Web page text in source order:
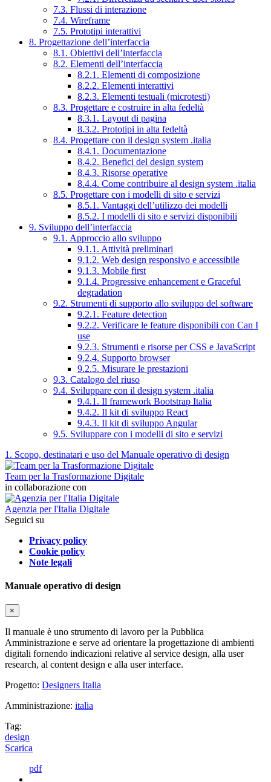
7.3. Flussi di interazione
7.4. Wireframe
7.5. Prototipi interattivi
8. Progettazione dell’interfaccia
8.1. Obiettivi dell’interfaccia
8.2. Elementi dell’interfaccia
8.2.1. Elementi di composizione
8.2.2. Elementi interattivi
8.2.3. Elementi testuali (microtesti)
8.3. Progettare e costruire in alta fedeltà
8.3.1. Layout di pagina
8.3.2. Prototipi in alta fedeltà
8.4. Progettare con il design system .italia
8.4.1. Documentazione
8.4.2. Benefici del design system
8.4.3. Risorse operative
8.4.4. Come contribuire al design system .italia
8.5. Progettare con i modelli di sito e servizi
8.5.1. Vantaggi dell’utilizzo dei modelli
8.5.2. I modelli di sito e servizi disponibili
9. Sviluppo dell’interfaccia
9.1. Approccio allo sviluppo
9.1.1. Attività preliminari
9.1.2. Web design responsivo e accessibile
9.1.3. Mobile first
9.1.4. Progressive enhancement e Graceful
degradation
9.2. Strumenti di supporto allo sviluppo del software
9.2.1. Feature detection
9.2.2. Verificare le feature disponibili con Can I
use
9.2.3. Strumenti e risorse per CSS e JavaScript
9.2.4. Supporto browser
9.2.5. Misurare le prestazioni
9.3. Catalogo del riuso
9.4. Sviluppare con il design system .italia
9.4.1. Il framework Bootstrap Italia
9.4.2. Il kit di sviluppo React
9.4.3. Il kit di sviluppo Angular
9.5. Sviluppare con i modelli di sito e servizi
1. Scopo, destinatari e uso del Manuale operativo di design
Team per la Trasformazione Digitale
in collaborazione con
Agenzia per l'Italia Digitale
Seguici su
Privacy policy
Cookie policy
Note legali
Manuale operativo di design
×
Il manuale è uno strumento di lavoro per la Pubblica
Amministrazione e serve ad orientare la progettazione di ambienti
digitali fornendo indicazioni relative al service design, alla user
research, al content design e alla user interface.
Progetto: Designers Italia
Amministrazione: italia
Tag:
design
Scarica
pdf